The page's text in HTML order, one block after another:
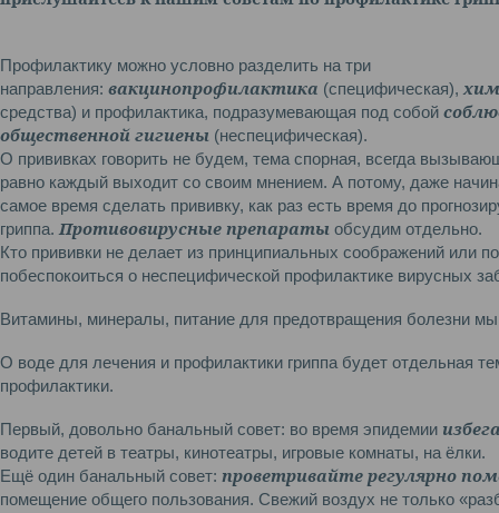
Профилактику можно условно разделить на три
направления: вакцинопрофилактика (специфическая),
средства) и профилактика, подразумевающая под собой
общественной гигиены (неспецифическая).
О прививках говорить не будем, тема спорная, всегда
равно каждый выходит со своим мнением. А потому, даже
самое время сделать прививку, как раз есть время до
гриппа. Противовирусные препараты обсудим отдельно.
Кто прививки не делает из принципиальных соображений или
побеспокоиться о неспецифической профилактике вирусных
Витамины, минералы, питание для предотвращения болезни
О воде для лечения и профилактики гриппа будет отдельная
профилактики.
Первый, довольно банальный совет: во время эпидемии
водите детей в театры, кинотеатры, игровые комнаты, на ёлки.
Ещё один банальный совет: проветривайте регулярно
помещение общего пользования. Свежий воздух не только